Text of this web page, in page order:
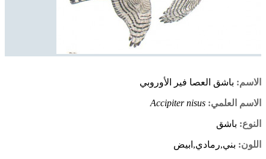
الاسم: باشق العصا فير الأوروبي
الاسم العلمي: Accipiter nisus
النوع: باشق
اللون: بني,رمادي,ابيض